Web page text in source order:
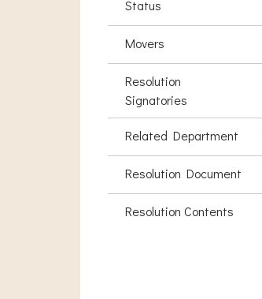
Status
Movers
Resolution
Signatories
Related Department
Resolution Document
Resolution Contents